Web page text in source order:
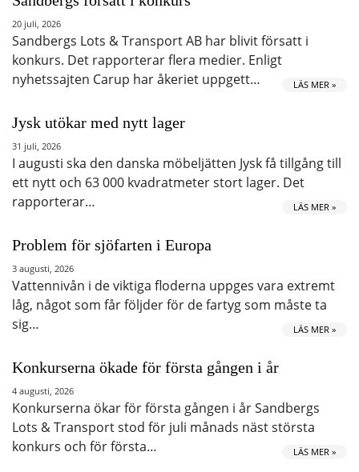
20 juli, 2026
Sandbergs Lots & Transport AB har blivit försatt i
konkurs. Det rapporterar flera medier. Enligt
nyhetssajten Carup har åkeriet uppgett…
LÄS MER »
Jysk utökar med nytt lager
31 juli, 2026
I augusti ska den danska möbeljätten Jysk få tillgång till
ett nytt och 63 000 kvadratmeter stort lager. Det
rapporterar…
LÄS MER »
Problem för sjöfarten i Europa
3 augusti, 2026
Vattennivån i de viktiga floderna uppges vara extremt
låg, något som får följder för de fartyg som måste ta
sig…
LÄS MER »
Konkurserna ökade för första gången i år
4 augusti, 2026
Konkurserna ökar för första gången i år Sandbergs
Lots & Transport stod för juli månads näst största
konkurs och för första…
LÄS MER »